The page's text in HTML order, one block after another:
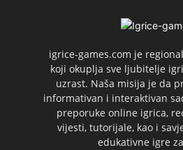
igrice-games.com je
koji okuplja sve ljubitelje
uzrast. Naša misija je da
informativan i interaktivan
preporuke online igrica,
vijesti, tutorijale, kao i
edukativne igre